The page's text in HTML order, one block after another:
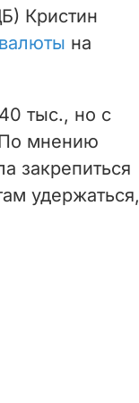
Кристин
на
тыс., но с
По мнению
закрепиться
удержаться,